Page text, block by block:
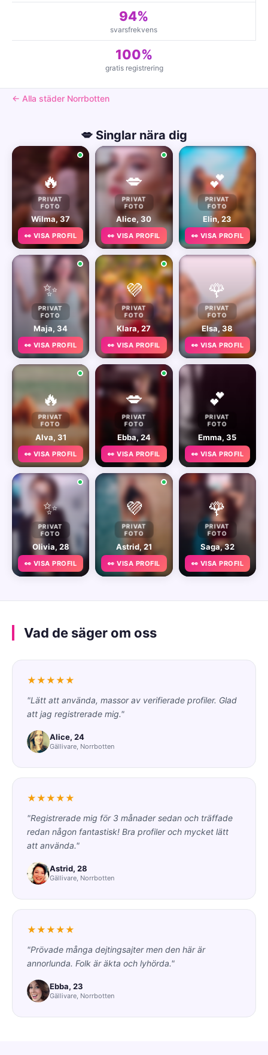
94%
svarsfrekvens
100%
gratis registrering
← Alla städer Norrbotten
💋 Singlar nära dig
🔥
PRIVAT
FOTO
Wilma, 37
👀 VISA PROFIL
💋
PRIVAT
FOTO
Alice, 30
👀 VISA PROFIL
💕
PRIVAT
FOTO
Elin, 23
👀 VISA PROFIL
✨
PRIVAT
FOTO
Maja, 34
👀 VISA PROFIL
💜
PRIVAT
FOTO
Klara, 27
👀 VISA PROFIL
🌹
PRIVAT
FOTO
Elsa, 38
👀 VISA PROFIL
🔥
PRIVAT
FOTO
Alva, 31
👀 VISA PROFIL
💋
PRIVAT
FOTO
Ebba, 24
👀 VISA PROFIL
💕
PRIVAT
FOTO
Emma, 35
👀 VISA PROFIL
✨
PRIVAT
FOTO
Olivia, 28
👀 VISA PROFIL
💜
PRIVAT
FOTO
Astrid, 21
👀 VISA PROFIL
🌹
PRIVAT
FOTO
Saga, 32
👀 VISA PROFIL
Vad de säger om oss
★★★★★
"Lätt att använda, massor av verifierade profiler. Glad
att jag registrerade mig."
Alice, 24
Gällivare, Norrbotten
★★★★★
"Registrerade mig för 3 månader sedan och träffade
redan någon fantastisk! Bra profiler och mycket lätt
att använda."
Astrid, 28
Gällivare, Norrbotten
★★★★★
"Prövade många dejtingsajter men den här är
annorlunda. Folk är äkta och lyhörda."
Ebba, 23
Gällivare, Norrbotten